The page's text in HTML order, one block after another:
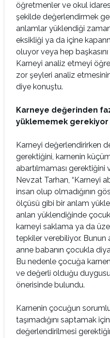
öğretmenler ve okul
şekilde değerlendirmek
anlamlar yüklendiği
eksikliği ya da içine
oluyor veya hep
Karneyi analiz etmeyi
zor şeyleri analiz etmesinin
diye konuştu.
Karneye değerinden
yüklememek gerekiyor
Karneyi değerlendirirken
gerektiğini, karnenin
abartılmaması gerektiğini
Nevzat Tarhan, “Karneyi
insan olup olmadığının
ölçüsü gibi bir anlam
anlan yüklendiğinde
karneyi saklama ya da
tepkiler verebiliyor. Bunun
anne babanın çocukla
Bu nedenle çocuğa
ve değerli olduğu
önerisinde bulundu.
Karnenin çocuğun
taşımadığını saptamak
değerlendirilmesi